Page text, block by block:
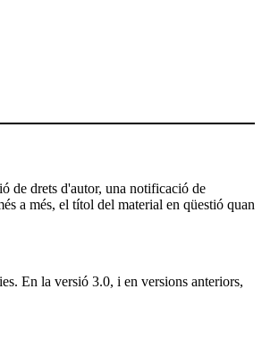
de drets d'autor, una notificació de
a més, el títol del material en qüestió quan
En la versió 3.0, i en versions anteriors,